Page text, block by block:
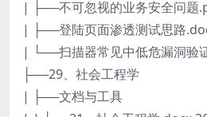
| ├──不可忽视的业务安全问题
| ├──登陆页面渗透测试思路
| └──扫描器常见中低危漏洞验
├──29、社会工程学
| ├──文档与工具